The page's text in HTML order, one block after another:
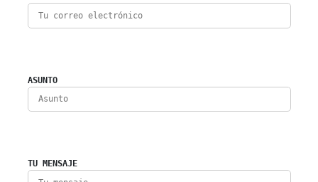
ASUNTO
TU MENSAJE